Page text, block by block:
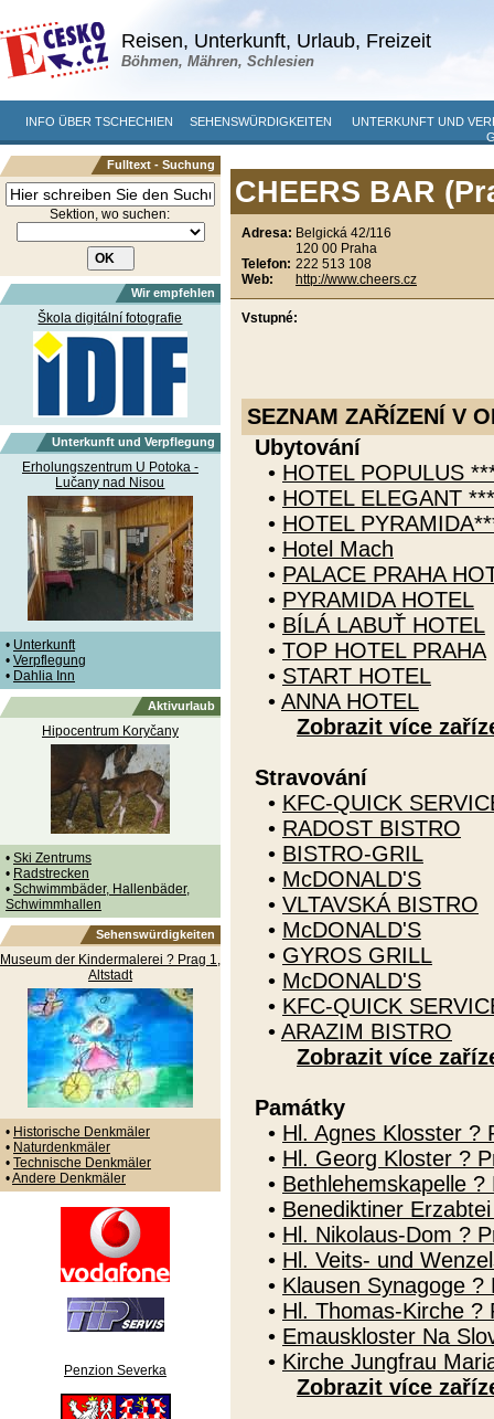
Reisen, Unterkunft, Urlaub, Freizeit
Böhmen, Mähren, Schlesien
INFO ÜBER TSCHECHIEN SEHENSWÜRDIGKEITEN
UNTERKUNFT UND
Fulltext - Suchung
Sektion, wo suchen:
Wir empfehlen
Škola digitální fotografie
Unterkunft und Verpflegung
Erholungszentrum U Potoka -
Lučany nad Nisou
• Unterkunft
• Verpflegung
• Dahlia Inn
Aktivurlaub
Hipocentrum Koryčany
• Ski Zentrums
• Radstrecken
• Schwimmbäder, Hallenbäder,
Schwimmhallen
Sehenswürdigkeiten
Museum der Kindermalerei ? Prag 1,
Altstadt
• Historische Denkmäler
• Naturdenkmäler
• Technische Denkmäler
•Andere Denkmäler
Penzion Severka
CHEERS BAR
Adresa: Belgická 42/116
120 00 Praha
Telefon: 222 513 108
Web:
http://www.cheers.cz
Vstupné:
SEZNAM ZAŘÍZENÍ V
Ubytování
• HOTEL POPULUS
• HOTEL ELEGANT
• HOTEL
• Hotel Mach
• PALACE PRAHA
• PYRAMIDA HOTEL
• BÍLÁ LABUŤ HOTEL
• TOP HOTEL PRAHA
• START HOTEL
• ANNA HOTEL
Zobrazit více
Stravování
• KFC-QUICK
• RADOST BISTRO
• BISTRO-GRIL
• McDONALD'S
• VLTAVSKÁ BISTRO
• McDONALD'S
• GYROS GRILL
• McDONALD'S
• KFC-QUICK
• ARAZIM BISTRO
Zobrazit více
Památky
• Hl. Agnes Klosster ?
• Hl. Georg Kloster ?
• Bethlehemskapelle
• Benediktiner
• Hl. Nikolaus-Dom ?
• Hl. Veits- und
• Klausen Synagoge ?
• Hl. Thomas-Kirche ?
• Emauskloster Na
• Kirche Jungfrau
Zobrazit více